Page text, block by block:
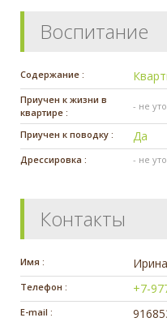
Воспитание
Содержание :
Приучен к жизни в
квартире :
- не
Приучен к поводку : Да
Дрессировка : - не
Контакты
Имя : Ирина
Телефон : +7-
E-mail :